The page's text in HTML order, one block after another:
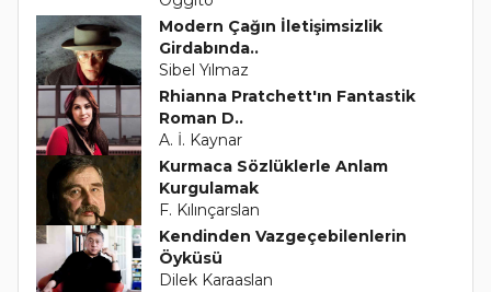
Modern Çağın İletişimsizlik
Girdabında..
Sibel Yılmaz
Rhianna Pratchett'ın Fantastik
Roman D..
A. İ. Kaynar
Kurmaca Sözlüklerle Anlam
Kurgulamak
F. Kılınçarslan
Kendinden Vazgeçebilenlerin
Öyküsü
Dilek Karaaslan